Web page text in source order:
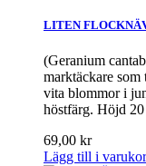
LITEN
(Geranium
marktäckare
vita blommor i
höstfärg. Höjd
69,00 kr
Lägg till i